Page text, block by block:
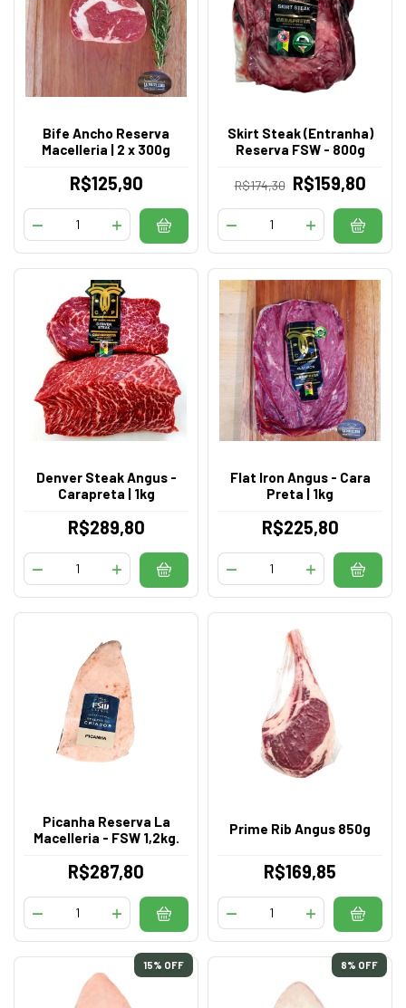
Bife Ancho Reserva
Macelleria | 2 x 300g
R$125,90
Skirt Steak (Entranha)
Reserva FSW - 800g
R$174,30 R$159,80
Denver Steak Angus -
Carapreta | 1kg
R$289,80
Flat Iron Angus - Cara
Preta | 1kg
R$225,80
Picanha Reserva La
Macelleria - FSW 1,2kg.
R$287,80
Prime Rib Angus 850g
R$169,85
15% OFF 8% OFF